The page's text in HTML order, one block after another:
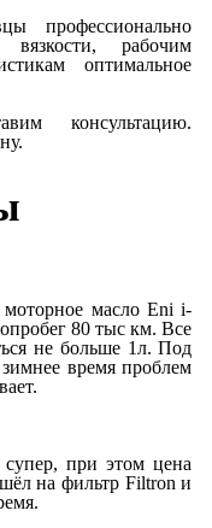
профессионально
рабочим
оптимальное
консультацию.
масло Eni i-
80 тыс км. Все
не больше 1л. Под
время проблем
при этом цена
на фильтр Filtron и